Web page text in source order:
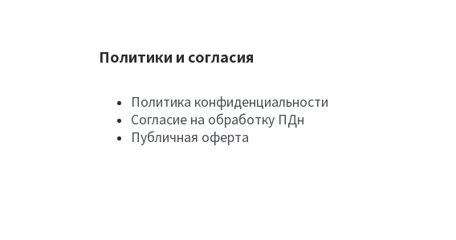
Политики и согласия
Политика конфиденциальности
Согласие на обработку ПДн
Публичная оферта